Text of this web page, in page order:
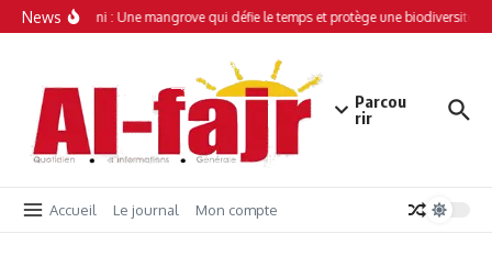
Aller au contenu
News
Simamboini : Une mangrove qui défie le temps et protège une biodiversité
Parcou
rir
Accueil Le journal Mon compte